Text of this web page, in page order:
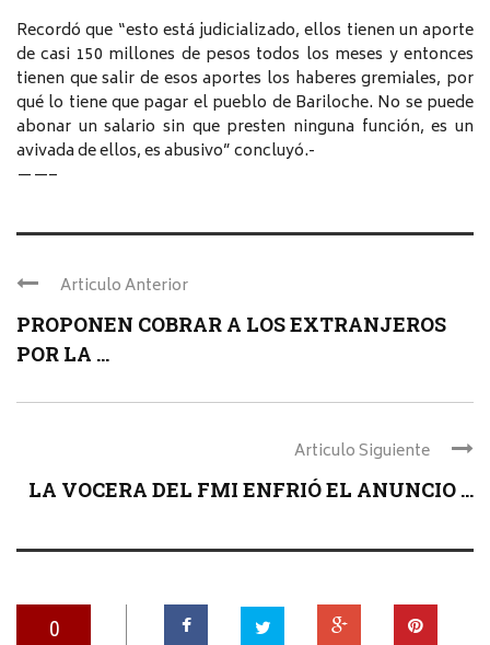
Recordó que “esto está judicializado, ellos tienen un aporte
de casi 150 millones de pesos todos los meses y entonces
tienen que salir de esos aportes los haberes gremiales, por
qué lo tiene que pagar el pueblo de Bariloche. No se puede
abonar un salario sin que presten ninguna función, es un
avivada de ellos, es abusivo” concluyó.-
——–
Articulo Anterior
PROPONEN COBRAR A LOS EXTRANJEROS
POR LA ...
Articulo Siguiente
LA VOCERA DEL FMI ENFRIÓ EL ANUNCIO ...
0